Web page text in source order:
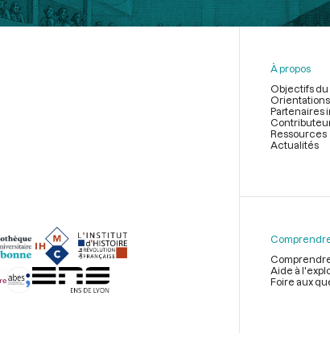
page
À propos
Objectifs du
Partenaires
Ressources
Actualités
Aide à
Foire aux